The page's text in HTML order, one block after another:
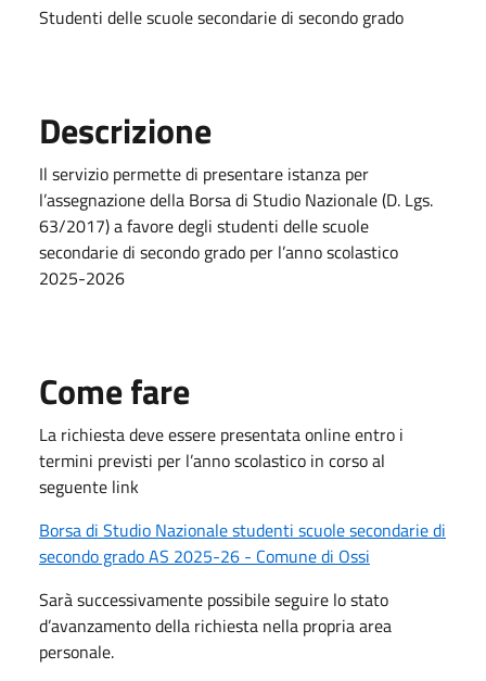
Studenti delle scuole secondarie di secondo grado
Descrizione
Il servizio permette di presentare istanza per
l’assegnazione della Borsa di Studio Nazionale (D. Lgs.
63/2017) a favore degli studenti delle scuole
secondarie di secondo grado per l’anno scolastico
2025-2026
Come fare
La richiesta deve essere presentata online entro i
termini previsti per l’anno scolastico in corso al
seguente link
Borsa di Studio Nazionale studenti scuole secondarie di
secondo grado AS 2025-26 - Comune di Ossi
Sarà successivamente possibile seguire lo stato
d’avanzamento della richiesta nella propria area
personale.